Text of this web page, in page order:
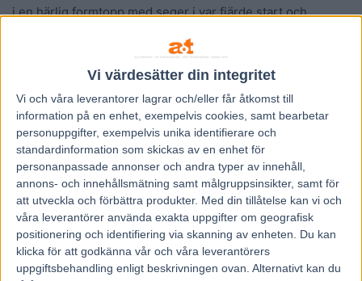
Vi värdesätter din integritet
Vi och våra leverantorer lagrar och/eller får åtkomst till
information på en enhet, exempelvis cookies, samt bearbetar
personuppgifter, exempelvis unika identifierare och
standardinformation som skickas av en enhet för
personanpassade annonser och andra typer av innehåll,
annons- och innehållsmätning samt målgruppsinsikter, samt för
att utveckla och förbättra produkter. Med din tillåtelse kan vi och
våra leverantörer använda exakta uppgifter om geografisk
positionering och identifiering via skanning av enheten. Du kan
klicka för att godkänna vår och våra leverantörers
uppgiftsbehandling enligt beskrivningen ovan. Alternativt kan du
i en härlig formtopp med seger i var fjärde start och
Fredrik B Larsson 11/34 (ROI 82)
17/33 (ROI 107) – 24/41 (ROI 178) – 0/33 (ROI 0)
Kommentar: Höstspecialist som verkar ha hittat rätt i år
igen. Ta sista kolumnen som bara innefattar tre starter i
oktober med en stor nypa salt och räkna med fortsatt goda
prestationer.
Höst: 15/33 (ROI 155)
Svend Dyhrberg 5/25 (ROI 76)
8/33 (ROI 64) – 13/43 (ROI 99) – 14/43 – (ROI 118)